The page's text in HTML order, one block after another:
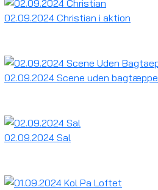
02.09.2024 Christian i aktion
02.09.2024 Scene uden bagtæppe
02.09.2024 Sal